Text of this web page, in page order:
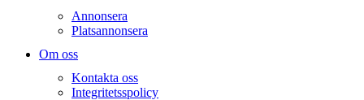
Annonsera
Platsannonsera
Om oss
Kontakta oss
Integritetsspolicy